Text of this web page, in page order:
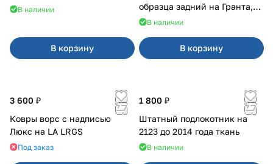
В наличии
В корзину
образца задний на Гранта,
Урбан
В наличии
В корзину
3 600 ₽
Ковры ворс с надписью
Люкс на LA LRGS
Под заказ
1 800 ₽
Штатный подлокотник на
2123 до 2014 года ткань
В наличии